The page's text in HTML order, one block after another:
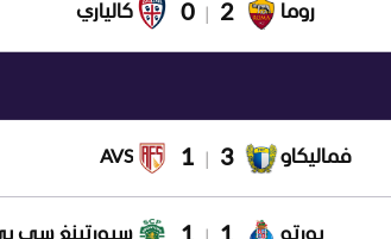
روما 2
0 كالياري
فماليكاو 3
1
AVS
بورتو سبورتينغ سي